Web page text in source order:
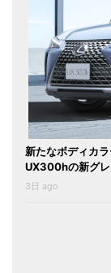
新たなボディカ
UX300hの新グ
3日 ago